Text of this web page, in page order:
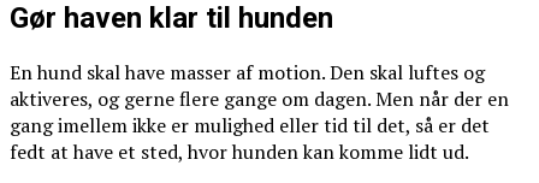
Gør haven klar til hunden
En hund skal have masser af motion. Den skal luftes og
aktiveres, og gerne flere gange om dagen. Men når der en
gang imellem ikke er mulighed eller tid til det, så er det
fedt at have et sted, hvor hunden kan komme lidt ud.